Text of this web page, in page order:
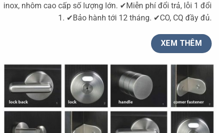
inox, nhôm cao cấp số lượng lớn. ✔Miễn phí đổi trả, lỗi 1 đổi
1. ✔Bảo hành tới 12 tháng. ✔CO, CQ đầy đủ.
XEM THÊM